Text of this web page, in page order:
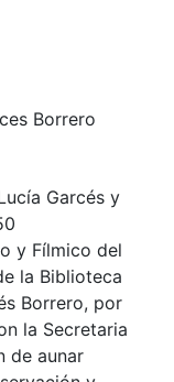
Borrero
Garcés y
y Fílmico del
la Biblioteca
Borrero, por
la Secretaria
de aunar